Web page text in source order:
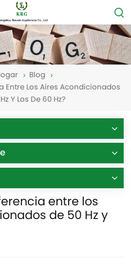
Blog
Entre Los Aires Acondicionados
Y Los De 60 Hz?
entre los
de 50 Hz y